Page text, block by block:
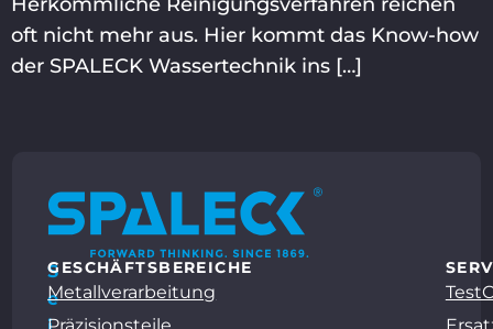
oft nicht mehr aus. Hier kommt das Know-how
der SPALECK Wassertechnik ins […]
S
e
GESCHÄFTSBEREICHE
Metallverarbeitung
Präzisionsteile